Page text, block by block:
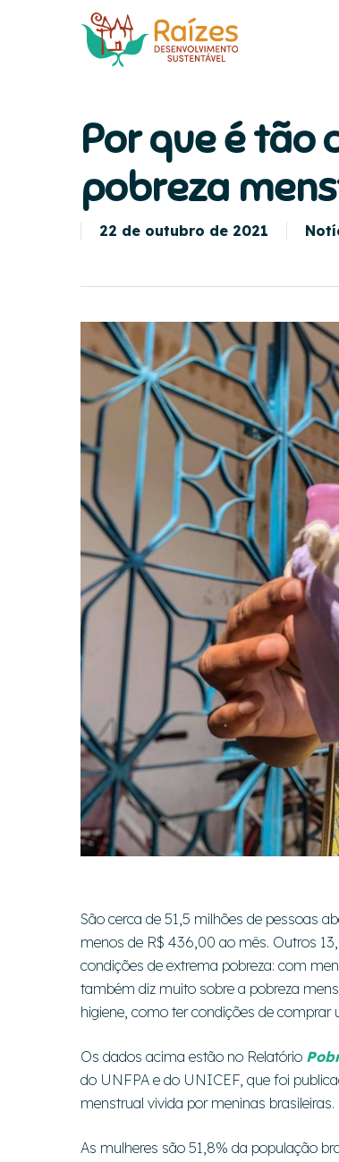
Hit enter to search or ESC to close
Por que é tão
pobreza
22 de outubro de 2021
São cerca de 51,5 milhões de pessoas
menos de R$ 436,00 ao mês. Outros
condições de extrema pobreza: com
também diz muito sobre a pobreza
higiene, como ter condições de
Os dados acima estão no Relatório
do UNFPA e do UNICEF, que foi
menstrual vivida por meninas brasileiras.
As mulheres são 51,8% da população